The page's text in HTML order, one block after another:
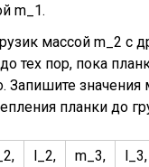
m_1.
массой m_2 с
тех пор, пока
Запишите значения
планки до
l_2,
m_3,
l_3,